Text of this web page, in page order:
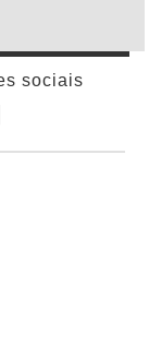
sociais